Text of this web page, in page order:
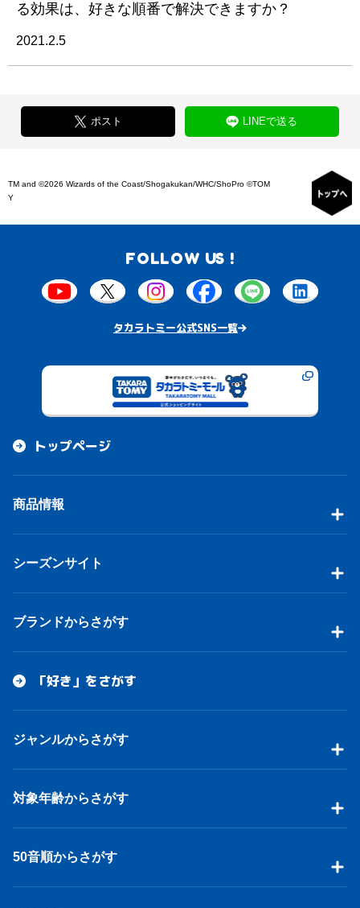
る効果は、好きな順番で解決できますか？
2021.2.5
ポスト LINEで送る
TM and ©2026 Wizards of the Coast/Shogakukan/WHC/ShoPro ©TOM
Y
FOLLOW US !
タカラトミー公式SNS一覧
トップページ
商品情報
シーズンサイト
ブランドからさがす
「好き」をさがす
ジャンルからさがす
対象年齢からさがす
50音順からさがす